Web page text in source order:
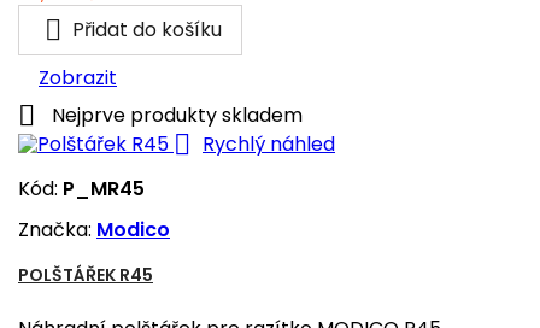
 Přidat do košíku
Zobrazit
 Nejprve produkty skladem

Rychlý náhled
Kód: P_MR45
Značka: Modico
POLŠTÁŘEK R45